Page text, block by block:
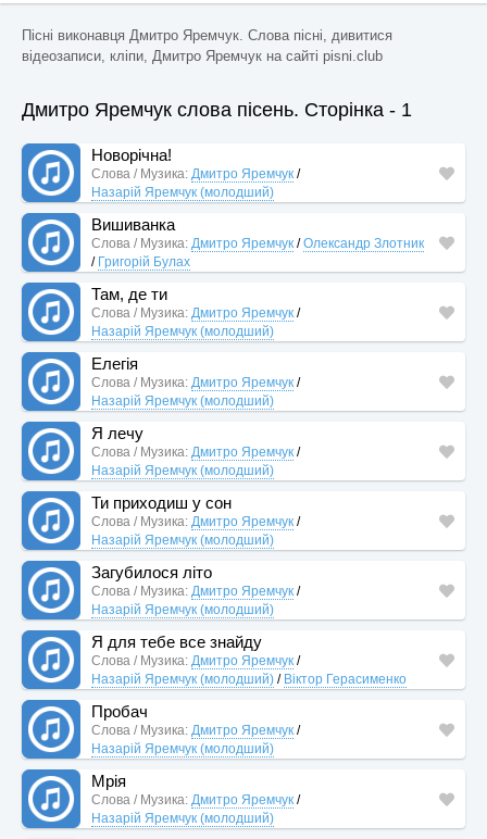
Пісні виконавця Дмитро Яремчук. Слова пісні, дивитися
відеозаписи, кліпи, Дмитро Яремчук на сайті pisni.club
Дмитро Яремчук слова пісень. Сторінка - 1
Новорічна!
Слова / Музика: Дмитро Яремчук /
Назарій Яремчук (молодший)
Вишиванка
Слова / Музика: Дмитро Яремчук /Олександр Злотник
/ Григорій Булах
Там, де ти
Слова / Музика: Дмитро Яремчук /
Назарій Яремчук (молодший)
Елегія
Слова / Музика: Дмитро Яремчук /
Назарій Яремчук (молодший)
Я лечу
Слова / Музика: Дмитро Яремчук /
Назарій Яремчук (молодший)
Ти приходиш у сон
Слова / Музика: Дмитро Яремчук /
Назарій Яремчук (молодший)
Загубилося літо
Слова / Музика: Дмитро Яремчук /
Назарій Яремчук (молодший)
Я для тебе все знайду
Слова / Музика: Дмитро Яремчук /
Назарій Яремчук (молодший) / Віктор Герасименко
Пробач
Слова / Музика: Дмитро Яремчук /
Назарій Яремчук (молодший)
Мрія
Слова / Музика: Дмитро Яремчук /
Назарій Яремчук (молодший)